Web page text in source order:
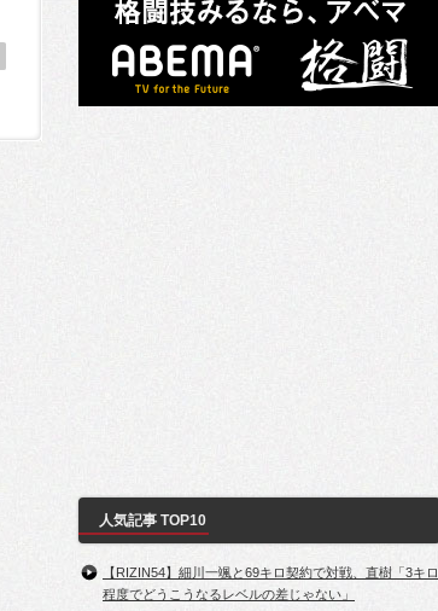
人気記事 TOP10
【RIZIN54】細川一颯と69キロ契約で対戦、直樹「3キロ
程度でどうこうなるレベルの差じゃない」